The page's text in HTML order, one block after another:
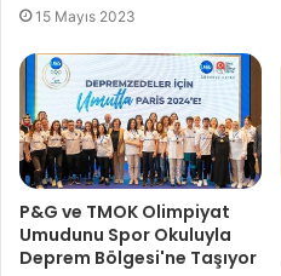
15 Mayıs 2023
P&G ve TMOK Olimpiyat
Umudunu Spor Okuluyla
Deprem Bölgesi'ne Taşıyor